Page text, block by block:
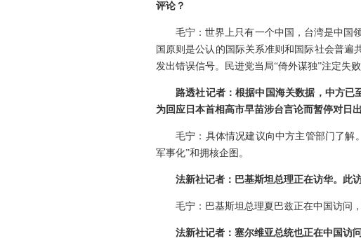
评论？
毛宁：世界上只有一个中国，台湾是中国
国原则是公认的国际关系准则和国际社会普遍
发出错误信号。民进党当局“倚外谋独”注定失败
路透社记者：根据中国海关数据，中方
为回应日本首相高市早苗涉台言论而暂停对日
毛宁：具体情况建议向中方主管部门了解
军事化”和拥核企图。
法新社记者：巴基斯坦总理正在访华。此
毛宁：巴基斯坦总理夏巴兹正在中国访问
法新社记者：塞尔维亚总统也正在中国访